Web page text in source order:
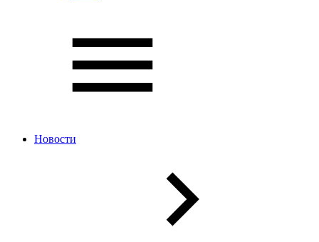
Новости